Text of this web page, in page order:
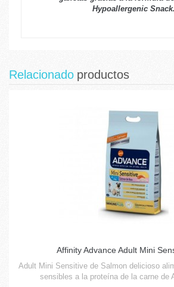
Hypoallergenic Snack.
Relacionado productos
Affinity Advance Adult Mini
Adult Mini Sensitive de Salmon delicioso
sensibles a la proteína de la carne de